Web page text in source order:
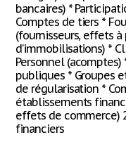
bancaires) *
Comptes de tiers *
(fournisseurs, effets à
d’immobilisations) *
Personnel
publiques * Groupes
de régularisation *
établissements
effets de commerce)
financiers